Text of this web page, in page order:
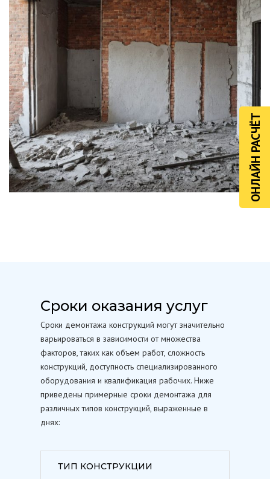
ОНЛАЙН РАСЧЁТ
Сроки оказания услуг
Сроки демонтажа конструкций могут значительно
варьироваться в зависимости от множества
факторов, таких как объем работ, сложность
конструкций, доступность специализированного
оборудования и квалификация рабочих. Ниже
приведены примерные сроки демонтажа для
различных типов конструкций, выраженные в
днях:
ТИП КОНСТРУКЦИИ